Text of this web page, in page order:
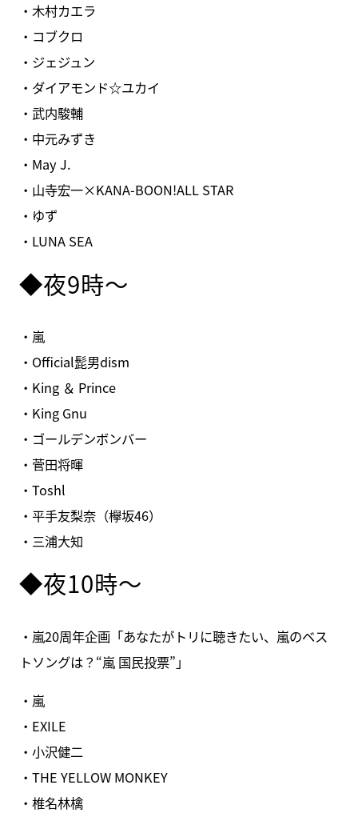
・木村カエラ
・コブクロ
・ジェジュン
・ダイアモンド☆ユカイ
・武内駿輔
・中元みずき
・May J.
・山寺宏一×KANA-BOON!ALL STAR
・ゆず
・LUNA SEA
◆夜9時～
・嵐
・Official髭男dism
・King ＆ Prince
・King Gnu
・ゴールデンボンバー
・菅田将暉
・Toshl
・平手友梨奈（欅坂46）
・三浦大知
◆夜10時～
・嵐20周年企画「あなたがトリに聴きたい、嵐のベス
トソングは？“嵐 国民投票”」
・嵐
・EXILE
・小沢健二
・THE YELLOW MONKEY
・椎名林檎